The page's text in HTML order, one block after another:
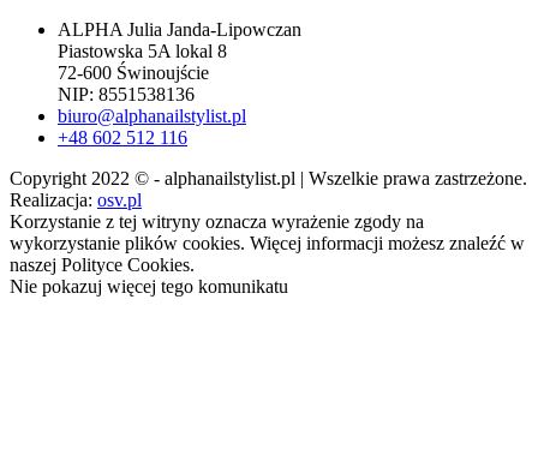
ALPHA Julia Janda-Lipowczan
Piastowska 5A lokal 8
72-600 Świnoujście
NIP: 8551538136
biuro@alphanailstylist.pl
+48 602 512 116
Copyright 2022 © - alphanailstylist.pl | Wszelkie prawa zastrzeżone.
Realizacja: osv.pl
Korzystanie z tej witryny oznacza wyrażenie zgody na
wykorzystanie plików cookies. Więcej informacji możesz znaleźć w
naszej Polityce Cookies.
Nie pokazuj więcej tego komunikatu